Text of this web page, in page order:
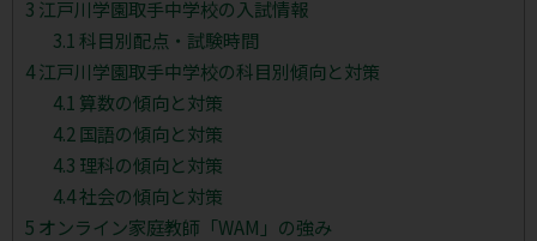
3 江戸川学園取手中学校の入試情報
3.1 科目別配点・試験時間
4江戸川学園取手中学校の科目別傾向と対策
4.1 算数の傾向と対策
4.2 国語の傾向と対策
4.3 理科の傾向と対策
4.4社会の傾向と対策
5 オンライン家庭教師「WAM」の強み